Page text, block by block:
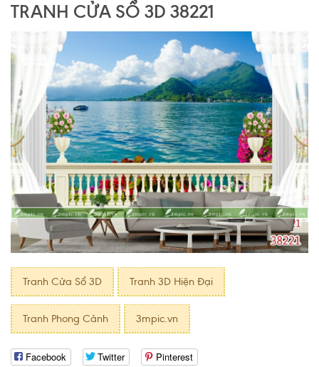
TRANH CỬA SỔ 3D 38221
Tranh Cửa Sổ 3D Tranh 3D Hiện Đại
Tranh Phong Cảnh 3mpic.vn
Facebook Twitter Pinterest